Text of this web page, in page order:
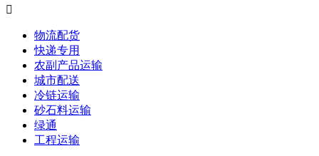

物流配货
快递专用
农副产品运输
城市配送
冷链运输
砂石料运输
绿通
工程运输